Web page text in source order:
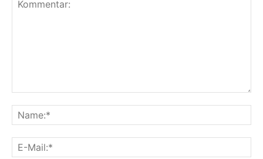
m
m
a
m
-